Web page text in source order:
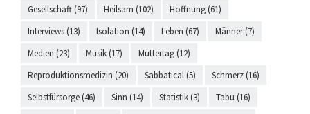
Gesellschaft (97)
Heilsam (102)
Hoffnung (61)
Interviews (13)
Isolation (14) Leben (67)
Männer (7)
Medien (23)
Musik (17)
Muttertag (12)
Reproduktionsmedizin (20)
Sabbatical (5)
Schmerz (16)
Selbstfürsorge (46)
Sinn (14) Statistik (3)
Tabu (16)